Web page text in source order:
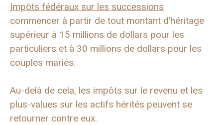
Impôts fédéraux sur les successions
commencer à partir de tout montant d’héritage
supérieur à 15 millions de dollars pour les
particuliers et à 30 millions de dollars pour les
couples mariés.
Au-delà de cela, les impôts sur le revenu et les
plus-values ​​sur les actifs hérités peuvent se
retourner contre eux.